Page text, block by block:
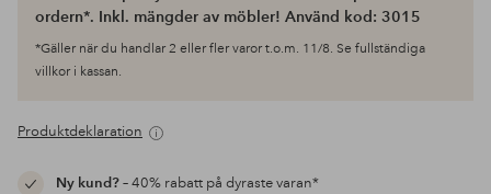
ordern*. Inkl. mängder av möbler! Använd kod: 3015
*Gäller när du handlar 2 eller fler varor t.o.m. 11/8. Se fullständiga
villkor i kassan.
Produktdeklaration
Ny kund?– 40% rabatt på dyraste varan*